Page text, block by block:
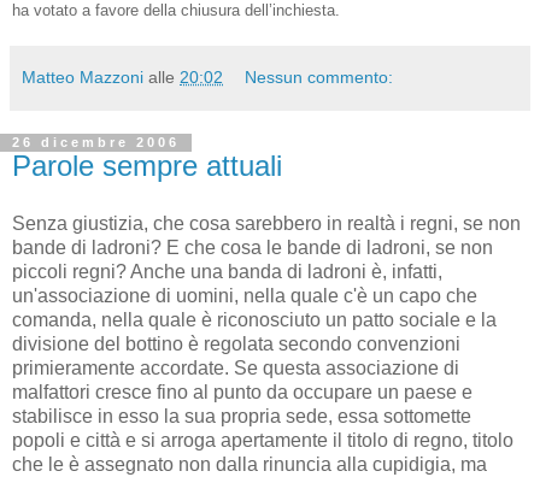
ha votato a favore della chiusura dell’inchiesta.
Matteo Mazzoni alle 20:02 Nessun commento:
26 dicembre 2006
Parole sempre attuali
Senza giustizia, che cosa sarebbero in realtà i regni, se non
bande di ladroni? E che cosa le bande di ladroni, se non
piccoli regni? Anche una banda di ladroni è, infatti,
un'associazione di uomini, nella quale c'è un capo che
comanda, nella quale è riconosciuto un patto sociale e la
divisione del bottino è regolata secondo convenzioni
primieramente accordate. Se questa associazione di
malfattori cresce fino al punto da occupare un paese e
stabilisce in esso la sua propria sede, essa sottomette
popoli e città e si arroga apertamente il titolo di regno, titolo
che le è assegnato non dalla rinuncia alla cupidigia, ma